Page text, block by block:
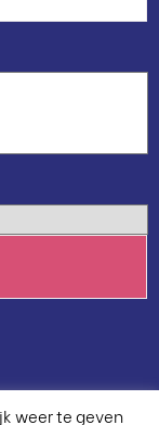
weer te geven